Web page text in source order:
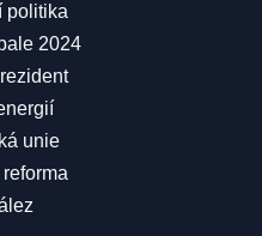
politika
2024
unie